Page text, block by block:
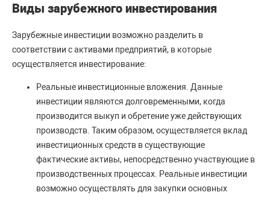
Виды зарубежного инвестирования
Зарубежные инвестиции возможно разделить в
соответствии с активами предприятий, в которые
осуществляется инвестирование:
Реальные инвестиционные вложения. Данные
инвестиции являются долговременными, когда
производится выкуп и обретение уже действующих
производств. Таким образом, осуществляется вклад
инвестиционных средств в существующие
фактические активы, непосредственно участвующие в
производственных процессах. Реальные инвестиции
возможно осуществлять для закупки основных